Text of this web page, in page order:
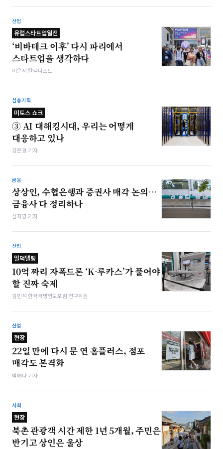
산업
유럽스타트업열전
‘비바테크 이후’ 다시 파리에서
스타트업을 생각하다
이은서 칼럼니스트
심층기획
미토스 쇼크
③ AI 대해킹시대, 우리는 어떻게
대응하고 있나
강은경 기자
금융
상상인, 수협은행과 증권사 매각 논의…
금융사 다 정리하나
심지영 기자
산업
밀덕텔링
10억 짜리 자폭드론 ‘K-루카스’가 풀어야
할 진짜 숙제
김민석 한국국방안보포럼 연구위원
산업
현장
22일 만에 다시 문 연 홈플러스, 점포
매각도 본격화
박해나 기자
사회
현장
북촌 관광객 시간 제한 1년 5개월, 주민은
반기고 상인은 울상